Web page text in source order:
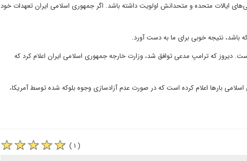
ایالات متحده و متحدانش اولویت داشته باشد. اگر جمهوری اسلامی ایران تعهدات خود
نتیجه خوبی برای ما به دست آورد.
دیروز که ترامپ مدعی توافق شد، وزارت خارجه جمهوری اسلامی ایران اعلام کرد که
بارها اعلام کرده است که در صورت عدم آزادسازی وجوه بلوکه شده توسط آمریکا،
( ۱ )